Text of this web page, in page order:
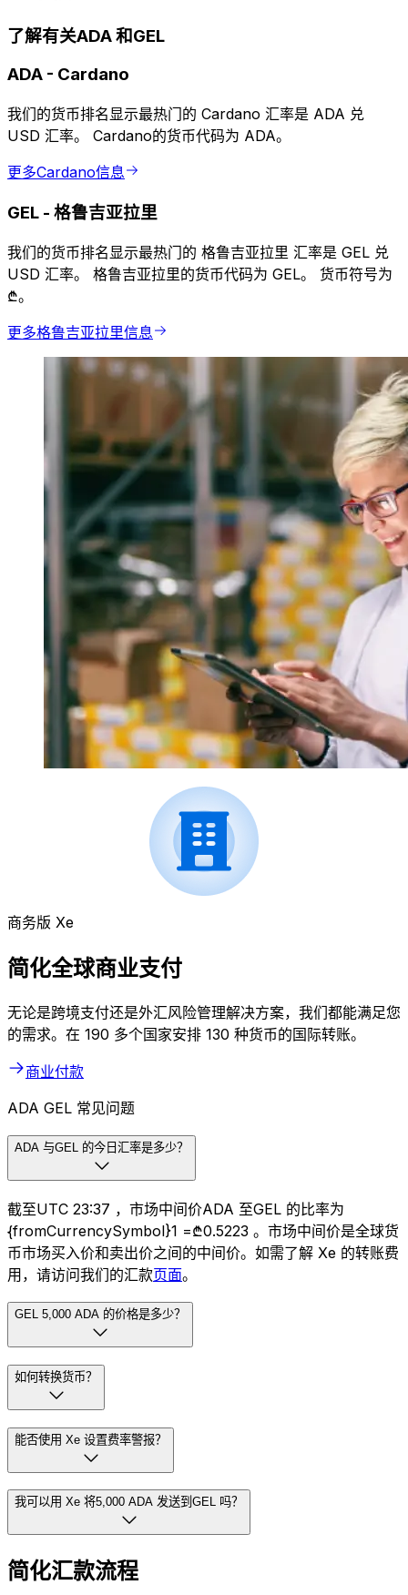
了解有关ADA 和GEL
ADA - Cardano
我们的货币排名显示最热门的 Cardano 汇率是 ADA 兑
USD 汇率。 Cardano的货币代码为 ADA。
更多Cardano信息
GEL - 格鲁吉亚拉里
我们的货币排名显示最热门的 格鲁吉亚拉里 汇率是 GEL 兑
USD 汇率。 格鲁吉亚拉里的货币代码为 GEL。 货币符号为
₾。
更多格鲁吉亚拉里信息
商务版 Xe
简化全球商业支付
无论是跨境支付还是外汇风险管理解决方案，我们都能满足您
的需求。在 190 多个国家安排 130 种货币的国际转账。
商业付款
ADA GEL 常见问题
ADA 与GEL 的今日汇率是多少？
截至UTC 23:37 ，市场中间价ADA 至GEL 的比率为
{fromCurrencySymbol}1 =₾0.5223 。市场中间价是全球货
币市场买入价和卖出价之间的中间价。如需了解 Xe 的转账费
用，请访问我们的汇款页面。
GEL 5,000 ADA 的价格是多少？
如何转换货币？
能否使用 Xe 设置费率警报？
我可以用 Xe 将5,000 ADA 发送到GEL 吗？
简化汇款流程